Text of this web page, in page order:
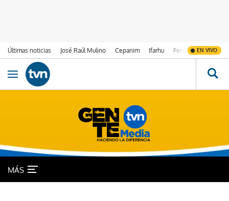
Últimas noticias José Raúl Mulino Cepanim Ifarhu Fenómeno de El
EN VIVO
Ir al contenido
Obrir navegació
MÁS